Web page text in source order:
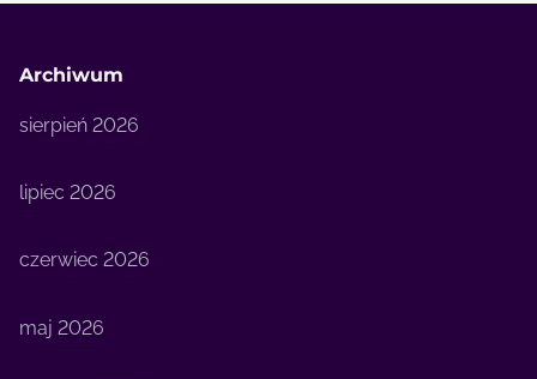
Archiwum
sierpień 2026
lipiec 2026
czerwiec 2026
maj 2026